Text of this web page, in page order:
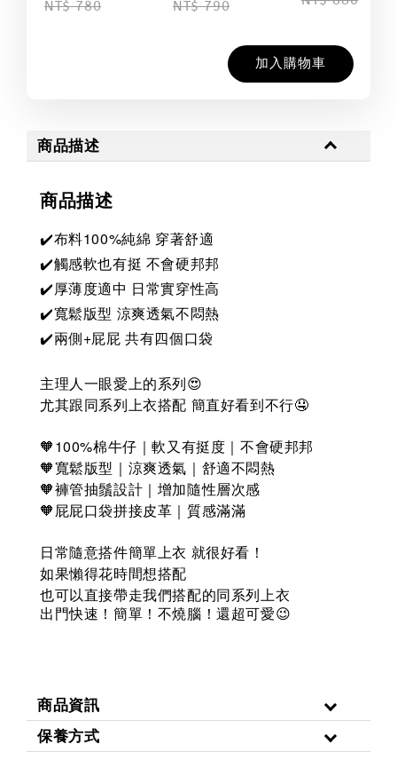
NT$ 780 NT$ 790
加入購物車
商品描述
商品描述
✔️布料100%純綿 穿著舒適
✔️觸感軟也有挺 不會硬邦邦
✔️厚薄度適中 日常實穿性高
✔️寬鬆版型 涼爽透氣不悶熱
✔️兩側+屁屁 共有四個口袋
主理人一眼愛上的系列😍
尤其跟同系列上衣搭配 簡直好看到不行🤤
🧡100%棉牛仔｜軟又有挺度｜不會硬邦邦
🧡寬鬆版型｜涼爽透氣｜舒適不悶熱
🧡褲管抽鬚設計｜增加隨性層次感
🧡屁屁口袋拼接皮革｜質感滿滿
日常隨意搭件簡單上衣 就很好看！
如果懶得花時間想搭配
也可以直接帶走我們搭配的同系列上衣
出門快速！簡單！不燒腦！還超可愛😉
商品資訊
保養方式